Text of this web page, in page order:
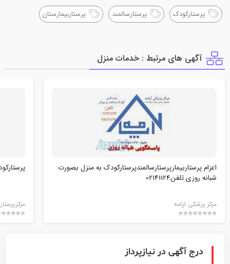
پرستارکودک پرستارسالمند پرستاربیمارستان
آگهی های مرتبط : خدمات منزل
اعزام پرستاربیمارپرستارسالمندپرستارکودک به منزل بصورت
شبانه روزی تلفن02141124
مرکز پزشکی اپامه
درج آگهی در نیازپرداز